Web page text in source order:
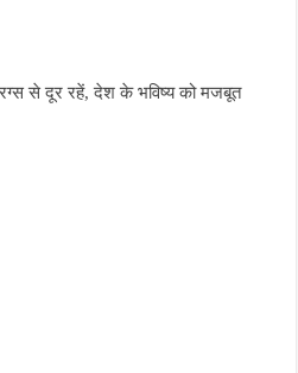
से दूर रहें, देश के भविष्य को मजबूत